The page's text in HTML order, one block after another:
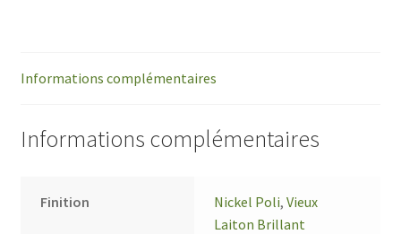
Informations complémentaires
Informations complémentaires
Finition Nickel Poli,Vieux
Laiton Brillant